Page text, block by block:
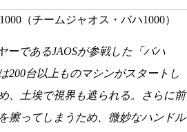
ーであるJAOSが参戦した「バハ
200台以上ものマシンがスタートし
、土埃で視界も遮られる。さらに前
擦ってしまうため、微妙なハンドル